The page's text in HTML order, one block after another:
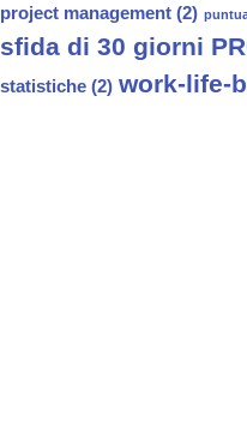
project management (2)
sfida di 30 giorni
statistiche (2) work-life-